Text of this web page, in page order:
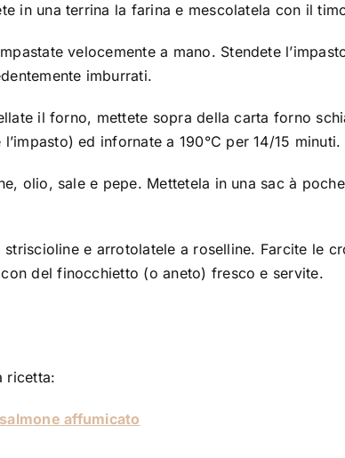
in una terrina la farina e mescolatela con il
velocemente a mano. Stendete
imburrati.
il forno, mettete sopra della carta forno
ed infornate a 190°C per 14/15 minuti.
olio, sale e pepe. Mettetela in una sac à
e arrotolatele a roselline. Farcite le
del finocchietto (o aneto) fresco e servite.
ricetta:
affumicato